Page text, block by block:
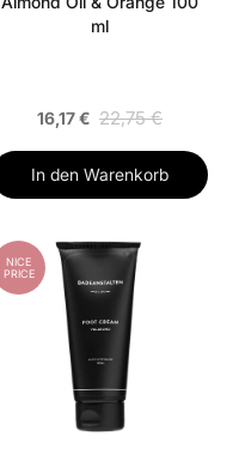
ml
16,17 € 22,75 €
In den Warenkorb
NICE
PRICE